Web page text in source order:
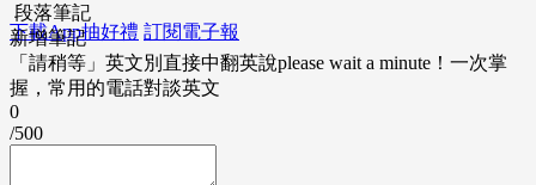
下載App抽好禮 訂閱電子報
段落筆記
新增筆記
「請稍等」英文別直接中翻英說please wait a minute！一次掌
握，常用的電話對談英文
0
/500